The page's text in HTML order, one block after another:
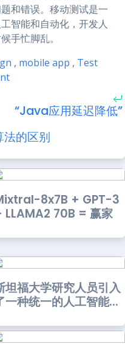
和错误。移动测试是一
智能和自动化，开发人
手忙脚乱。
, mobile app , Test
“Java应用延迟降低”
的区别
8x7B + GPT-3
LLAMA2 70B = 赢家
坦福大学研究人员引入
一种统一的人工智能...